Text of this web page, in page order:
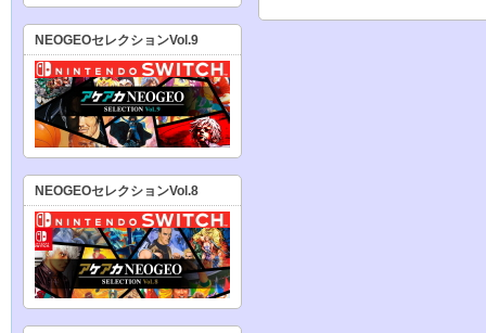
NEOGEOセレクションVol.9
NEOGEOセレクションVol.8